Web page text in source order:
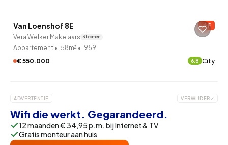
Van Loenshof 8E F
Vera Welker Makelaars 3 bronnen
Appartement • 158m² • 1959
€ 550.000
6.8 City
ADVERTENTIE VERWIJDER
Wifi die werkt. Gegarandeerd.
12 maanden € 34,95 p.m. bij Internet & TV
Gratis monteur aan huis